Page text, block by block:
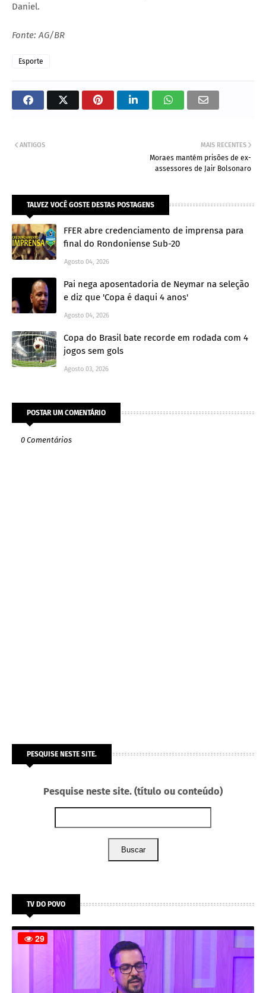
Daniel.
Fonte: AG/BR
Esporte
MAIS RECENTES
Moraes mantém prisões de ex-
assessores de Jair Bolsonaro
ANTIGOS
TALVEZ VOCÊ GOSTE DESTAS POSTAGENS
FFER abre credenciamento de imprensa para
final do Rondoniense Sub-20
Agosto 04, 2026
Pai nega aposentadoria de Neymar na seleção
e diz que 'Copa é daqui 4 anos'
Agosto 04, 2026
Copa do Brasil bate recorde em rodada com 4
jogos sem gols
Agosto 03, 2026
POSTAR UM COMENTÁRIO
0 Comentários
PESQUISE NESTE SITE.
Pesquise neste site. (título ou conteúdo)
Buscar
TV DO POVO